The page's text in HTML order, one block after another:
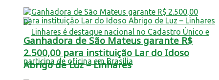
Ganhadora de São Mateus garante R$
2.500,00 para instituição Lar do Idoso
Abrigo de Luz – Linhares